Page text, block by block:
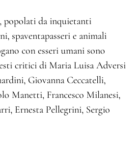
popolati da inquietanti
spaventapasseri e animali
con esseri umani sono
critici di Maria Luisa Adversi
Giovanna Ceccatelli,
Manetti, Francesco Milanesi,
Ernesta Pellegrini, Sergio